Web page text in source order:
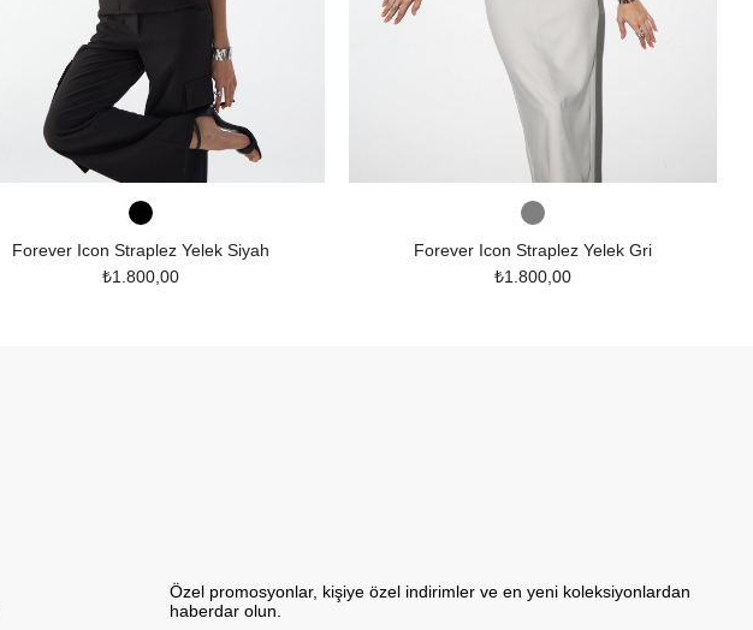
Forever Icon Straplez Yelek Siyah
₺1.800,00
Forever Icon Straplez Yelek Gri
₺1.800,00
Özel promosyonlar, kişiye özel indirimler ve en yeni koleksiyonlardan
haberdar olun.